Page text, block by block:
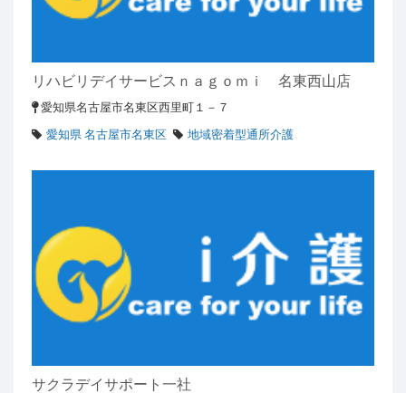
リハビリデイサービスｎａｇｏｍｉ 名東西山店
愛知県名古屋市名東区西里町１－７
愛知県 名古屋市名東区
地域密着型通所介護
サクラデイサポート一社